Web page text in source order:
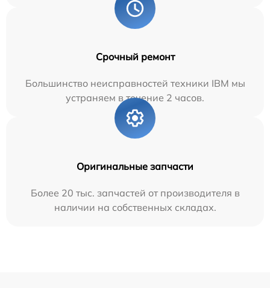
Срочный ремонт
Большинство неисправностей техники IBM мы
устраняем в течение 2 часов.
Оригинальные запчасти
Более 20 тыс. запчастей от производителя в
наличии на собственных складах.